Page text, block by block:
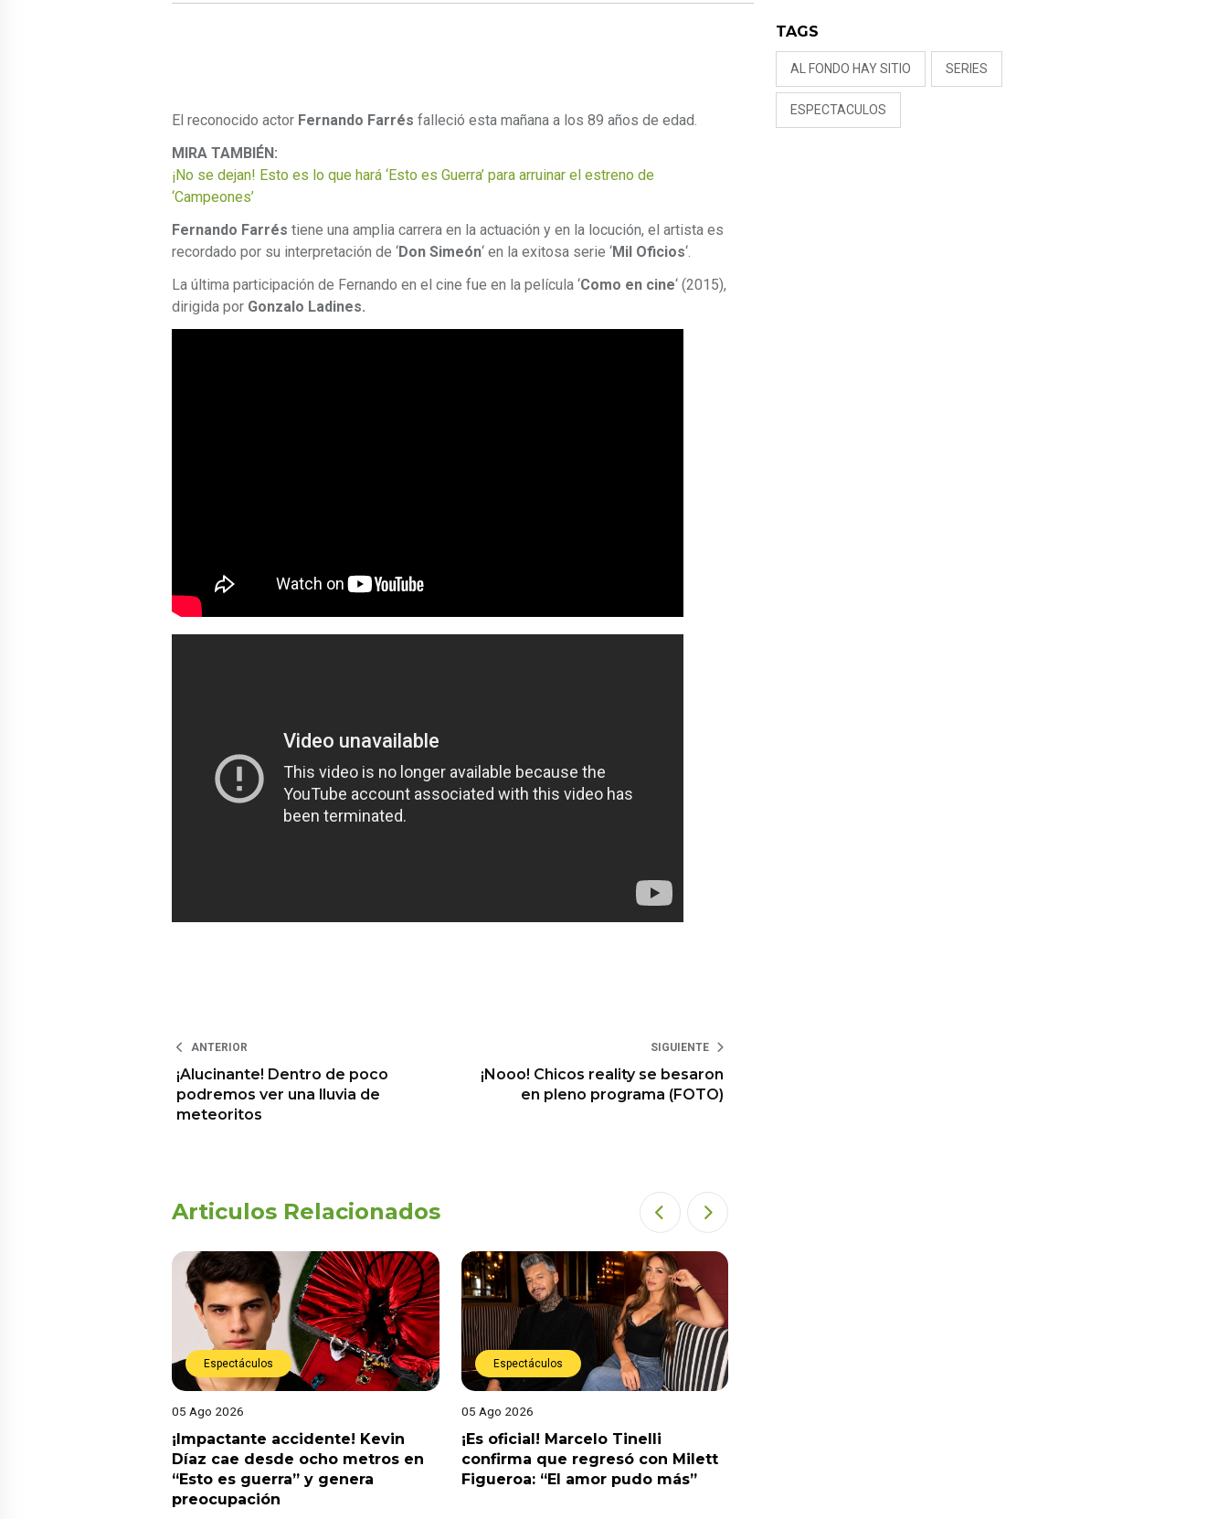
El reconocido actor Fernando Farrés falleció esta mañana a los 89 años de edad.
MIRA TAMBIÉN:
¡No se dejan! Esto es lo que hará ‘Esto es Guerra’ para arruinar el estreno de
‘Campeones’
Fernando Farrés tiene una amplia carrera en la actuación y en la locución, el artista es
recordado por su interpretación de ‘Don Simeón‘ en la exitosa serie ‘Mil Oficios‘.
La última participación de Fernando en el cine fue en la película ‘Como en cine‘ (2015),
dirigida por Gonzalo Ladines.
ANTERIOR
¡Alucinante! Dentro de poco
podremos ver una lluvia de
meteoritos
SIGUIENTE
¡Nooo! Chicos reality se besaron
en pleno programa (FOTO)
Articulos Relacionados
Espectáculos
05 Ago 2026
¡Impactante accidente! Kevin
Díaz cae desde ocho metros en
“Esto es guerra” y genera
preocupación
Espectáculos
05 Ago 2026
¡Es oficial! Marcelo Tinelli
confirma que regresó con Milett
Figueroa: “El amor pudo más”
TAGS
AL FONDO HAY SITIO SERIES
ESPECTACULOS